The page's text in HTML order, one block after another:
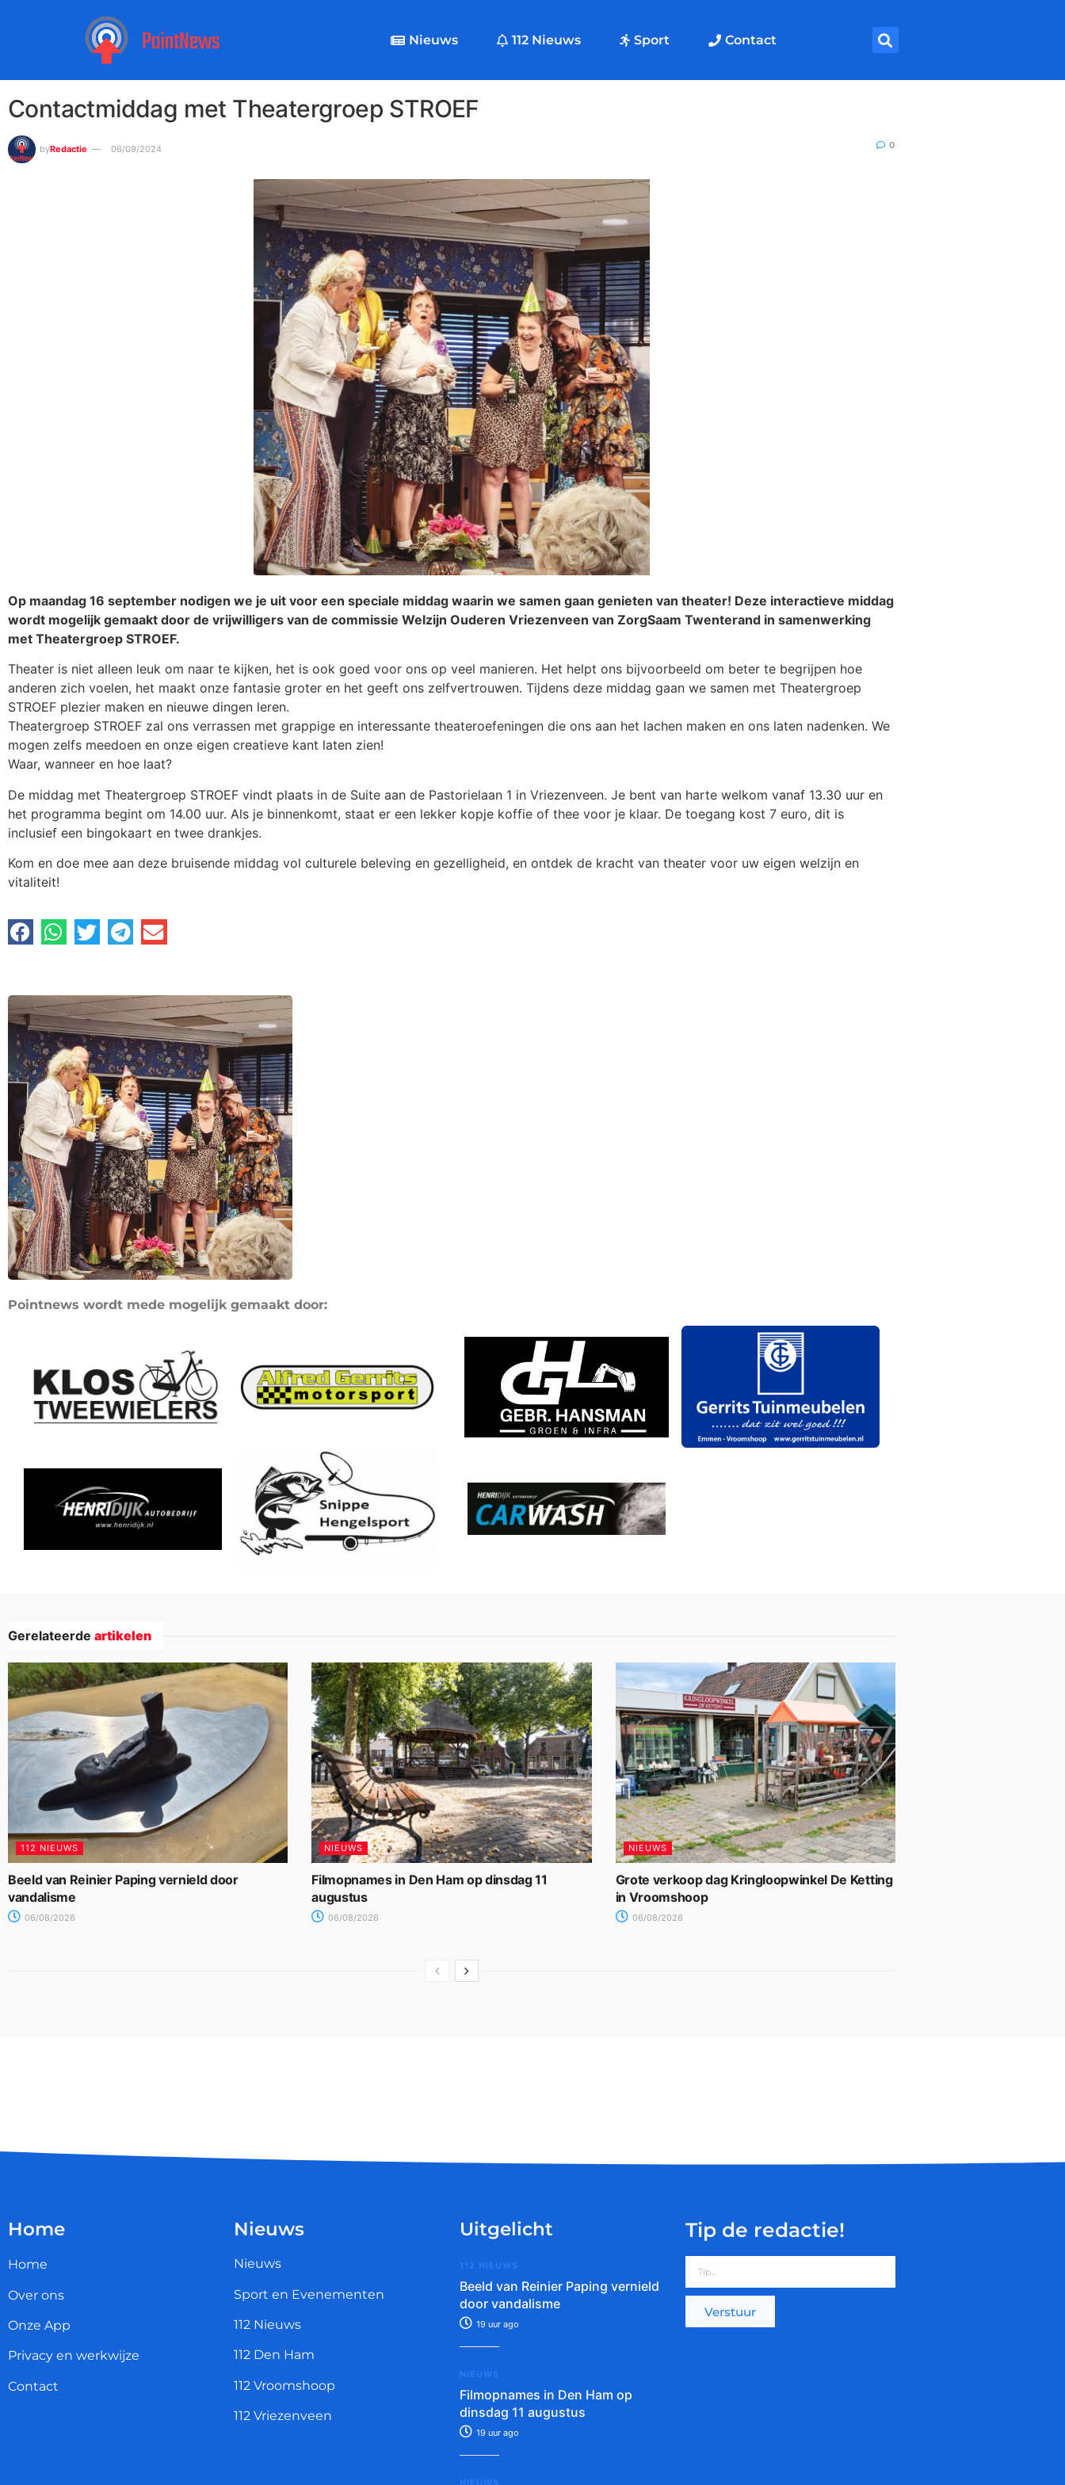
Nieuws 112 Nieuws Sport Contact
Contactmiddag met Theatergroep STROEF
byRedactie 06/09/2024 0
Op maandag 16 september nodigen we je uit voor een speciale middag waarin we samen gaan genieten van theater! Deze interactieve middag
wordt mogelijk gemaakt door de vrijwilligers van de commissie Welzijn Ouderen Vriezenveen van ZorgSaam Twenterand in samenwerking
met Theatergroep STROEF.
Theater is niet alleen leuk om naar te kijken, het is ook goed voor ons op veel manieren. Het helpt ons bijvoorbeeld om beter te begrijpen hoe
anderen zich voelen, het maakt onze fantasie groter en het geeft ons zelfvertrouwen. Tijdens deze middag gaan we samen met Theatergroep
STROEF plezier maken en nieuwe dingen leren.
Theatergroep STROEF zal ons verrassen met grappige en interessante theateroefeningen die ons aan het lachen maken en ons laten nadenken. We
mogen zelfs meedoen en onze eigen creatieve kant laten zien!
Waar, wanneer en hoe laat?
De middag met Theatergroep STROEF vindt plaats in de Suite aan de Pastorielaan 1 in Vriezenveen. Je bent van harte welkom vanaf 13.30 uur en
het programma begint om 14.00 uur. Als je binnenkomt, staat er een lekker kopje koffie of thee voor je klaar. De toegang kost 7 euro, dit is
inclusief een bingokaart en twee drankjes.
Kom en doe mee aan deze bruisende middag vol culturele beleving en gezelligheid, en ontdek de kracht van theater voor uw eigen welzijn en
vitaliteit!
Pointnews wordt mede mogelijk gemaakt door:
Gerelateerde artikelen
112 NIEUWS
Beeld van Reinier Paping vernield door
vandalisme
06/08/2026
NIEUWS
Filmopnames in Den Ham op dinsdag 11
augustus
06/08/2026
NIEUWS
Grote verkoop dag Kringloopwinkel De Ketting
in Vroomshoop
06/08/2026
Home
Home
Over ons
Onze App
Privacy en werkwijze
Contact
Nieuws
Nieuws
Sport en Evenementen
112 Nieuws
112 Den Ham
112 Vroomshoop
112 Vriezenveen
Uitgelicht
112 NIEUWS
Beeld van Reinier Paping vernield
door vandalisme
19 uur ago
NIEUWS
Filmopnames in Den Ham op
dinsdag 11 augustus
19 uur ago
NIEUWS
Tip de redactie!
Verstuur